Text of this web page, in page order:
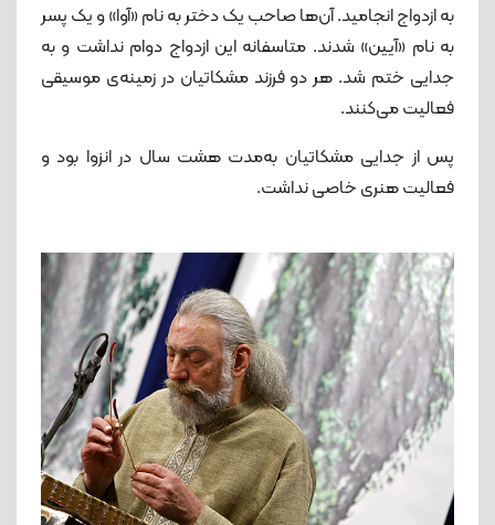
به ازدواج انجامید. آن‌ها صاحب یک دختر به نام «آوا» و یک پسر
به نام «آیین» شدند. متاسفانه این ازدواج دوام نداشت و به
جدایی ختم شد. هر دو فرزند مشکاتیان در زمینه‌ی موسیقی
فعالیت می‌کنند.
پس از جدایی مشکاتیان به‌مدت هشت سال در انزوا بود و
فعالیت هنری خاصی نداشت.